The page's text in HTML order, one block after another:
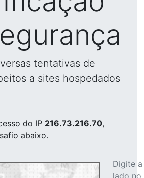
tentativas de
a sites hospedados
do IP 216.73.216.70,
abaixo.
Digite
lado no